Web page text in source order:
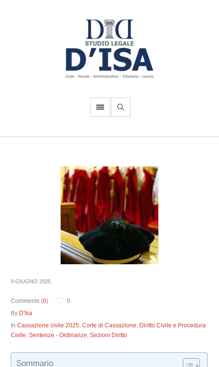
9 GIUGNO 2025
Comments (0)
0
By D'Isa
InCassazione civile 2025,Corte di Cassazione, Diritto Civile e Procedura
Civile,Sentenze - Ordinanze,Sezioni Diritto
Sommario